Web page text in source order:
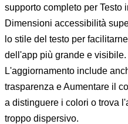
supporto completo per Testo
Dimensioni accessibilità
lo stile del testo per
dell'app più grande e visibile.
L'aggiornamento include
trasparenza e Aumentare il
a distinguere i colori o trova
troppo dispersivo.